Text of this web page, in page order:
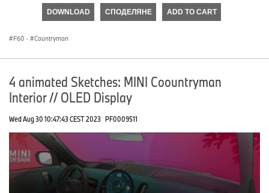
seconds
DOWNLOAD СПОДЕЛЯНЕ ADD TO CART
F60 · Countryman
4 animated Sketches: MINI Coountryman
Interior // OLED Display
Wed Aug 30 10:47:43 CEST 2023 PF0009511